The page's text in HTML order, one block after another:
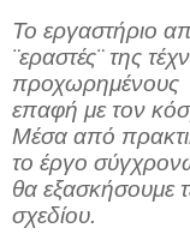
Το εργαστήριο
¨εραστές¨ της
προχωρημένους
επαφή με τον
Μέσα από
το έργο
θα εξασκήσουμε
σχεδίου.